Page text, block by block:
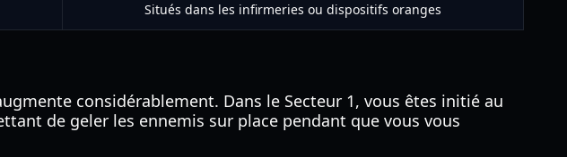
Situés dans les infirmeries ou dispositifs oranges
considérablement. Dans le Secteur 1, vous êtes initié au
de geler les ennemis sur place pendant que vous vous